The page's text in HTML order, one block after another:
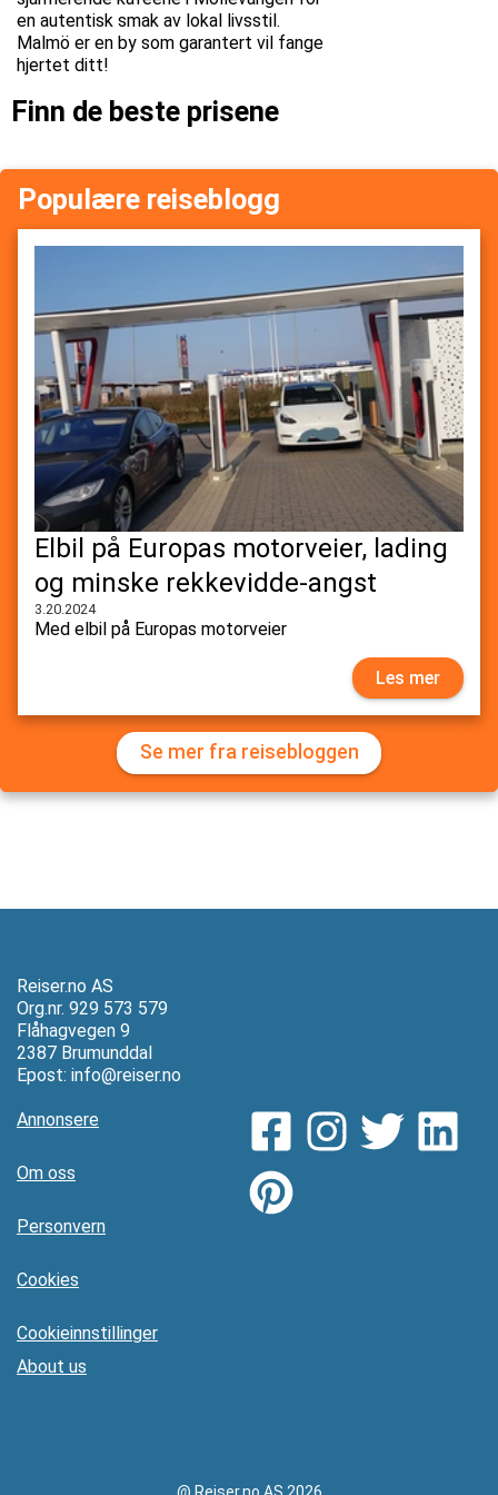
en autentisk smak av lokal livsstil.
Malmö er en by som garantert vil fange
hjertet ditt!
Finn de beste prisene
Populære reiseblogg
Elbil på Europas motorveier, lading
og minske rekkevidde-angst
3.20.2024
Med elbil på Europas motorveier
Les mer
Se mer fra reisebloggen
Reiser.no AS
Org.nr. 929 573 579
Flåhagvegen 9
2387 Brumunddal
Epost: info@reiser.no
Annonsere
Om oss
Personvern
Cookies
Cookieinnstillinger
About us